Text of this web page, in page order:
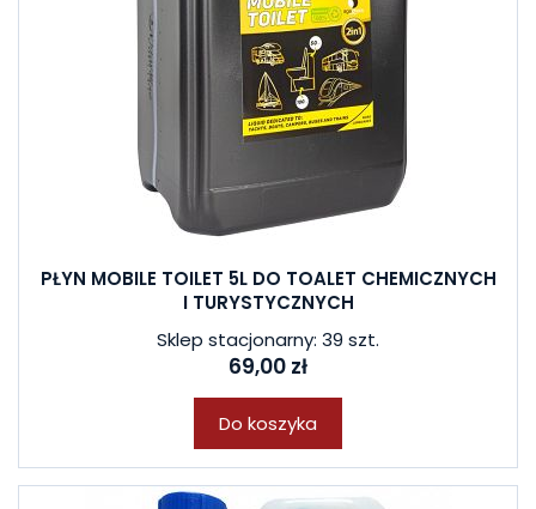
PŁYN MOBILE TOILET 5L DO TOALET CHEMICZNYCH
I TURYSTYCZNYCH
Sklep stacjonarny: 39 szt.
69,00 zł
Do koszyka